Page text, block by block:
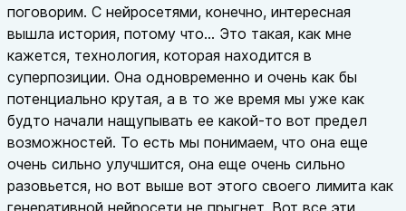
поговорим. С нейросетями, конечно, интересная
вышла история, потому что... Это такая, как мне
кажется, технология, которая находится в
суперпозиции. Она одновременно и очень как бы
потенциально крутая, а в то же время мы уже как
будто начали нащупывать ее какой-то вот предел
возможностей. То есть мы понимаем, что она еще
очень сильно улучшится, она еще очень сильно
разовьется, но вот выше вот этого своего лимита как
генеративной нейросети не прыгнет. Вот все эти